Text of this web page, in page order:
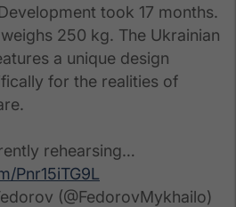
took 17 months.
250 kg. The Ukrainian
a unique design
for the realities of
rehearsing…
Pnr15iTG9L
(@FedorovMykhailo)